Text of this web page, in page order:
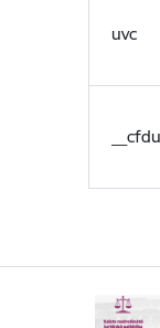
uvc